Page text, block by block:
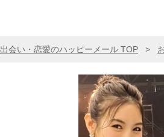
出会い・恋愛のハッピーメール TOP >